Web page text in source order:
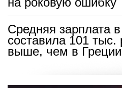
Средняя зарплата
составила 101 тыс.
выше, чем в Греции